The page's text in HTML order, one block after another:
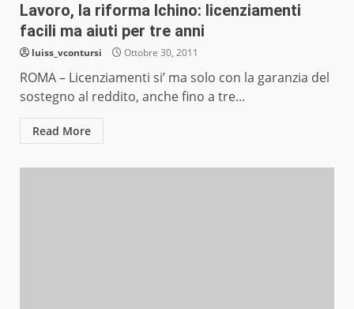
Lavoro, la riforma Ichino: licenziamenti
facili ma aiuti per tre anni
luiss_vcontursi Ottobre 30, 2011
ROMA – Licenziamenti si’ ma solo con la garanzia del
sostegno al reddito, anche fino a tre...
Read More